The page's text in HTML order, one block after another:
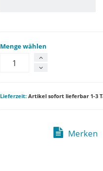
Menge wählen
Lieferzeit: Artikel sofort lieferbar 1-3
Merken